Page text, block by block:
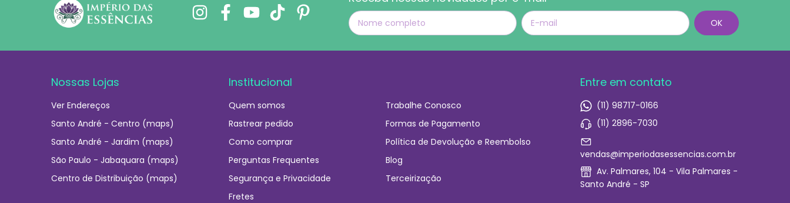
Nossas Lojas
Ver Endereços
Santo André - Centro (maps)
Santo André - Jardim (maps)
São Paulo - Jabaquara (maps)
Centro de Distribuição (maps)
Institucional
Quem somos
Rastrear pedido
Como comprar
Perguntas Frequentes
Segurança e Privacidade
Fretes
Trabalhe Conosco
Formas de Pagamento
Política de Devolução e Reembolso
Blog
Terceirização
Entre em contato
(11) 98717-0166
(11) 2896-7030
vendas@imperiodasessencias.com.br
Av. Palmares, 104 - Vila Palmares -
Santo André - SP